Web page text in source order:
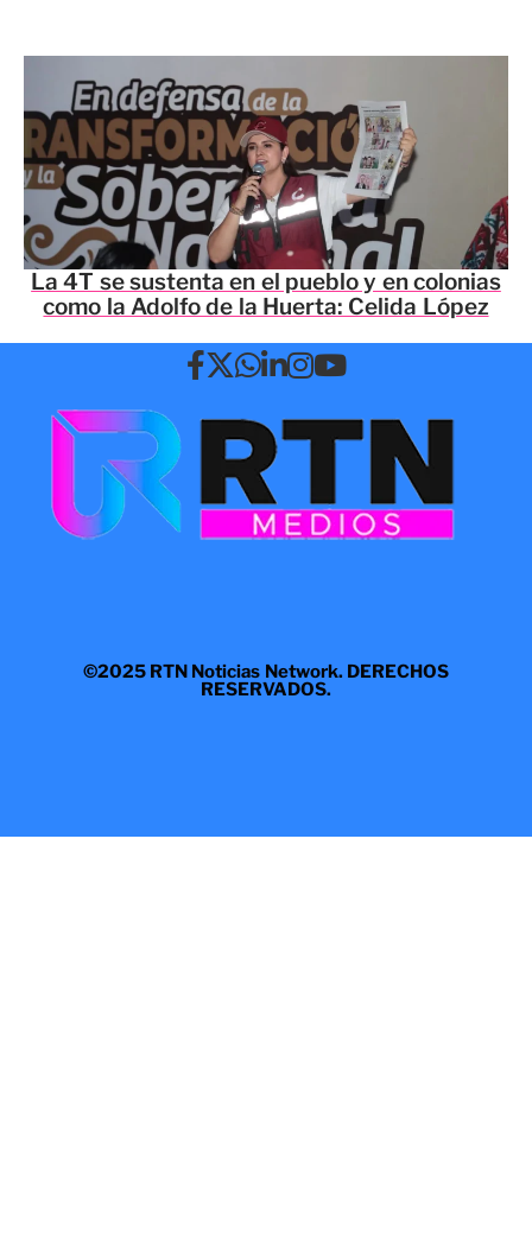
La 4T se sustenta en el pueblo y en colonias
como la Adolfo de la Huerta: Celida López
©2025 RTN Noticias Network. DERECHOS
RESERVADOS.